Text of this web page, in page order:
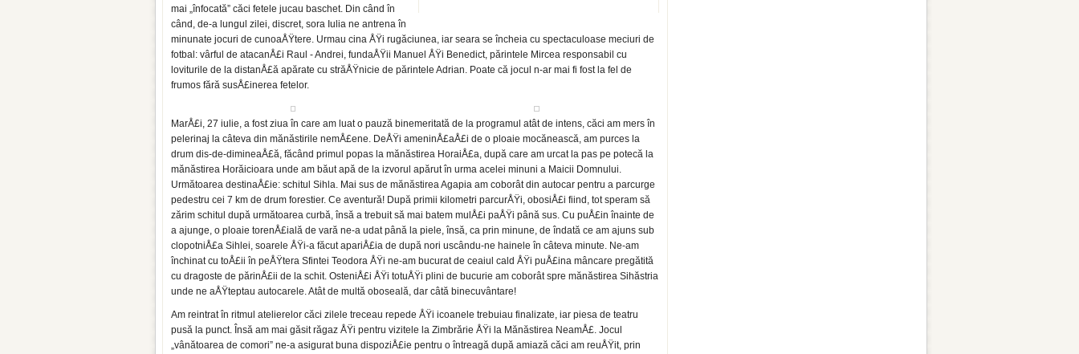
mai „înfocată” căci fetele jucau baschet. Din când în
când, de-a lungul zilei, discret, sora Iulia ne antrena în
minunate jocuri de cunoaÅŸtere. Urmau cina ÅŸi rugăciunea, iar seara se încheia cu spectaculoase meciuri de
fotbal: vârful de atacanÅ£i Raul - Andrei, fundaÅŸii Manuel ÅŸi Benedict, părintele Mircea responsabil cu
loviturile de la distanÅ£ă apărate cu străÅŸnicie de părintele Adrian. Poate că jocul n-ar mai fi fost la fel de
frumos fără susÅ£inerea fetelor.
MarÅ£i, 27 iulie, a fost ziua în care am luat o pauză binemeritată de la programul atât de intens, căci am mers în
pelerinaj la câteva din mănăstirile nemÅ£ene. DeÅŸi ameninÅ£aÅ£i de o ploaie mocănească, am purces la
drum dis-de-dimineaÅ£ă, făcând primul popas la mănăstirea HoraiÅ£a, după care am urcat la pas pe potecă la
mănăstirea Horăicioara unde am băut apă de la izvorul apărut în urma acelei minuni a Maicii Domnului.
Următoarea destinaÅ£ie: schitul Sihla. Mai sus de mănăstirea Agapia am coborât din autocar pentru a parcurge
pedestru cei 7 km de drum forestier. Ce aventură! După primii kilometri parcurÅŸi, obosiÅ£i fiind, tot speram să
zărim schitul după următoarea curbă, însă a trebuit să mai batem mulÅ£i paÅŸi până sus. Cu puÅ£in înainte de
a ajunge, o ploaie torenÅ£ială de vară ne-a udat până la piele, însă, ca prin minune, de îndată ce am ajuns sub
clopotniÅ£a Sihlei, soarele ÅŸi-a făcut apariÅ£ia de după nori uscându-ne hainele în câteva minute. Ne-am
închinat cu toÅ£ii în peÅŸtera Sfintei Teodora ÅŸi ne-am bucurat de ceaiul cald ÅŸi puÅ£ina mâncare pregătită
cu dragoste de părinÅ£ii de la schit. OsteniÅ£i ÅŸi totuÅŸi plini de bucurie am coborât spre mănăstirea Sihăstria
unde ne aÅŸteptau autocarele. Atât de multă oboseală, dar câtă binecuvântare!
Am reintrat în ritmul atelierelor căci zilele treceau repede ÅŸi icoanele trebuiau finalizate, iar piesa de teatru
pusă la punct. Însă am mai găsit răgaz ÅŸi pentru vizitele la Zimbrărie ÅŸi la Mănăstirea NeamÅ£. Jocul
„vânătoarea de comori” ne-a asigurat buna dispoziÅ£ie pentru o întreagă după amiază căci am reuÅŸit, prin